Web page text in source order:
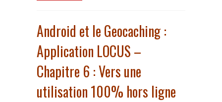
Android et le Geocaching :
Application LOCUS –
Chapitre 6 : Vers une
utilisation 100% hors ligne